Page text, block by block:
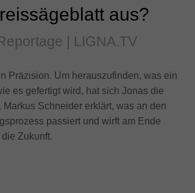
aus?
| LIGNA.TV
Präzision. Um herauszufinden, was ein
es gefertigt wird, hat sich Jonas die
Schneider erklärt, was an den
passiert und wirft am Ende
Zukunft.